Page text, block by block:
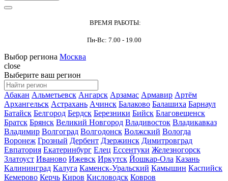
ВРЕМЯ РАБОТЫ:
Пн-Вс: 7.00 - 19.00
Выбор региона Москва
close
Выберите ваш регион
Абакан Альметьевск Ангарск Арзамас Армавир Артём
Архангельск Астрахань Ачинск Балаково Балашиха Барнаул
Батайск Белгород Бердск Березники Бийск Благовещенск
Братск Брянск Великий Новгород Владивосток Владикавказ
Владимир Волгоград Волгодонск Волжский Вологда
Воронеж Грозный Дербент Дзержинск Димитровград
Евпатория Екатеринбург Елец Ессентуки Железногорск
Златоуст Иваново Ижевск Иркутск Йошкар-Ола Казань
Калининград Калуга Каменск-Уральский Камышин Каспийск
Кемерово Керчь Киров Кисловодск Ковров